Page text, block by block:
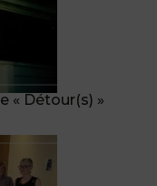
« Détour(s) »